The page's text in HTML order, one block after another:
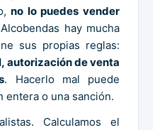
no lo puedes vender
hay mucha
sus propias reglas:
autorización de venta
. Hacerlo mal puede
entera o una sanción.
Calculamos el